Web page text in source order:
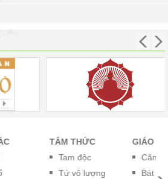
TÂM THỨC
Tam độc
Tứ vô lượng
GIÁO LÝ
Căn bản
Bát